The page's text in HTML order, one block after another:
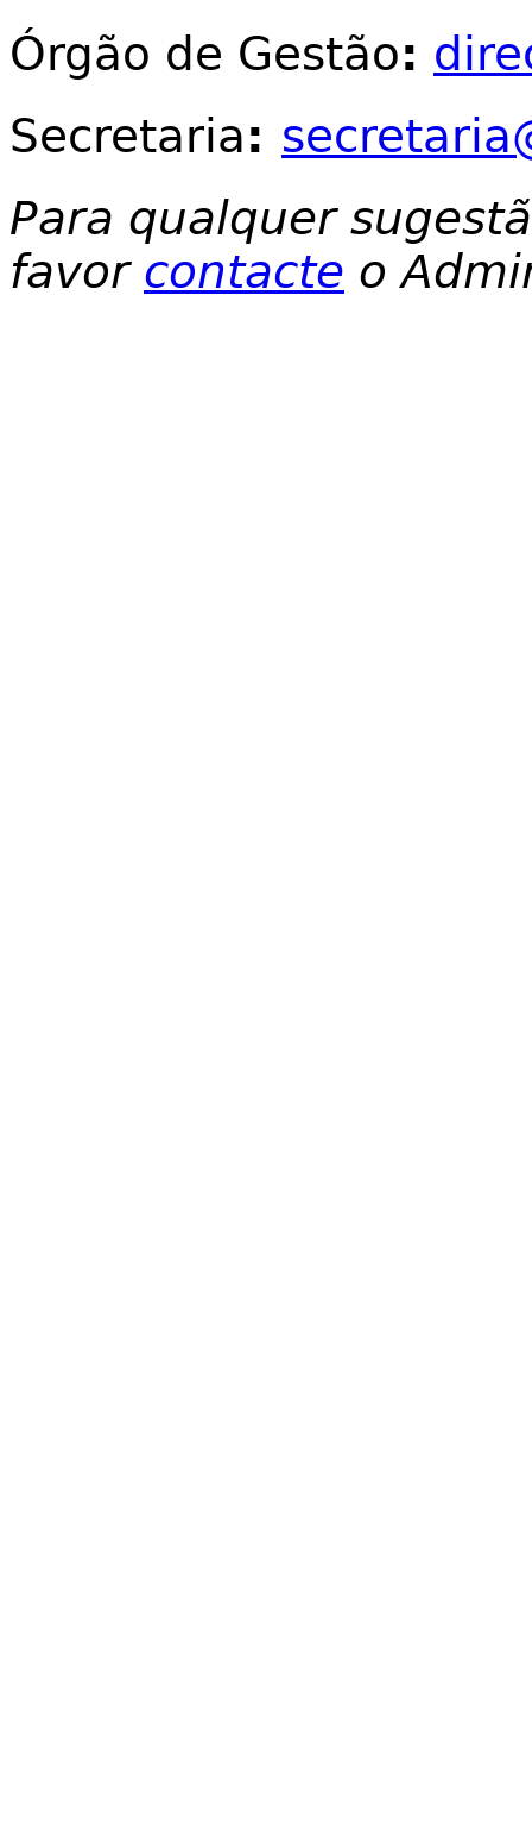
Órgão de Gestão:
Secretaria:
Para qualquer
favor contacte o